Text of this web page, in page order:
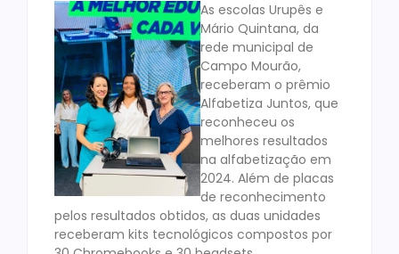
As escolas Urupês e
Mário Quintana, da
rede municipal de
Campo Mourão,
receberam o prêmio
Alfabetiza Juntos, que
reconheceu os
melhores resultados
na alfabetização em
2024. Além de placas
de reconhecimento
pelos resultados obtidos, as duas unidades
receberam kits tecnológicos compostos por